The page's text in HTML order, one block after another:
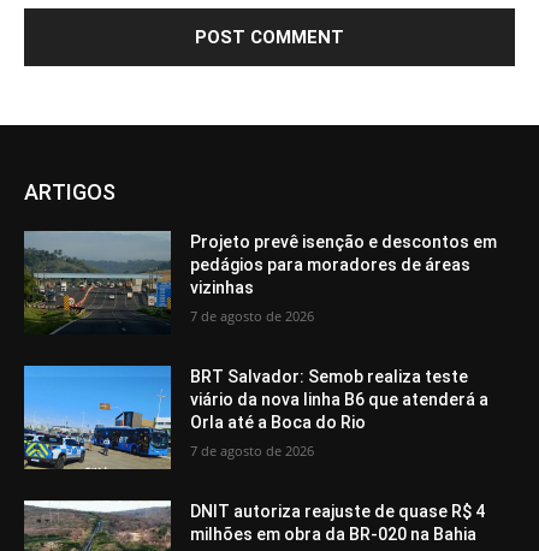
ARTIGOS
Projeto prevê isenção e descontos em
pedágios para moradores de áreas
vizinhas
7 de agosto de 2026
BRT Salvador: Semob realiza teste
viário da nova linha B6 que atenderá a
Orla até a Boca do Rio
7 de agosto de 2026
DNIT autoriza reajuste de quase R$ 4
milhões em obra da BR-020 na Bahia